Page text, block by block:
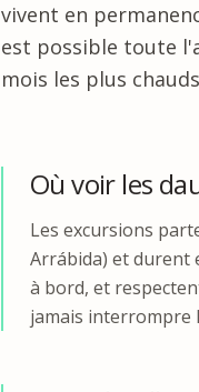
vivent en
est possible toute
mois les plus
Où voir les
Les excursions
Arrábida) et durent
à bord, et
jamais interrompre